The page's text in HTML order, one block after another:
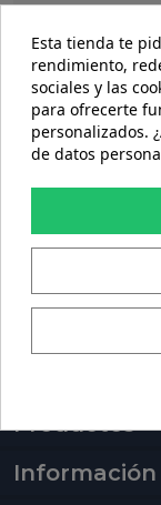

Portes
En
100%
Pago
Productos
Información
Esta tienda te
rendimiento,
sociales y las
para ofrecerte
personalizados.
de datos